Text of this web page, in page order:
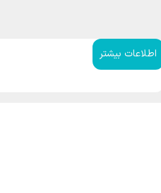
اطلاعات بیشتر